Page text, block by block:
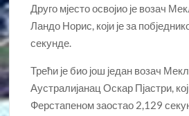
Друго мјесто освојио је возач
Ландо Норис, који је за
секунде.
Трећи је био још један возач
Аустралијанац Оскар Пјастри,
Ферстапеном заостао 2,129